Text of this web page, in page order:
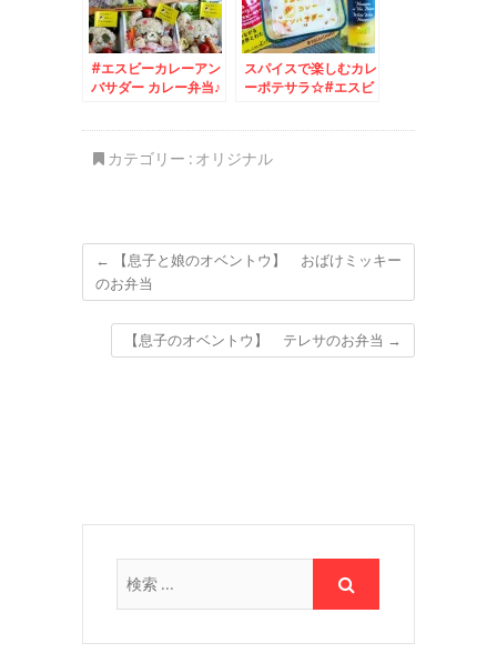
#エスビーカレーアン
バサダー カレー弁当♪
スパイスで楽しむカレ
ーポテサラ☆#エスビ
カテゴリー : オリジナル
←
【息子と娘のオベントウ】 おばけミッキー
のお弁当
【息子のオベントウ】 テレサのお弁当 →